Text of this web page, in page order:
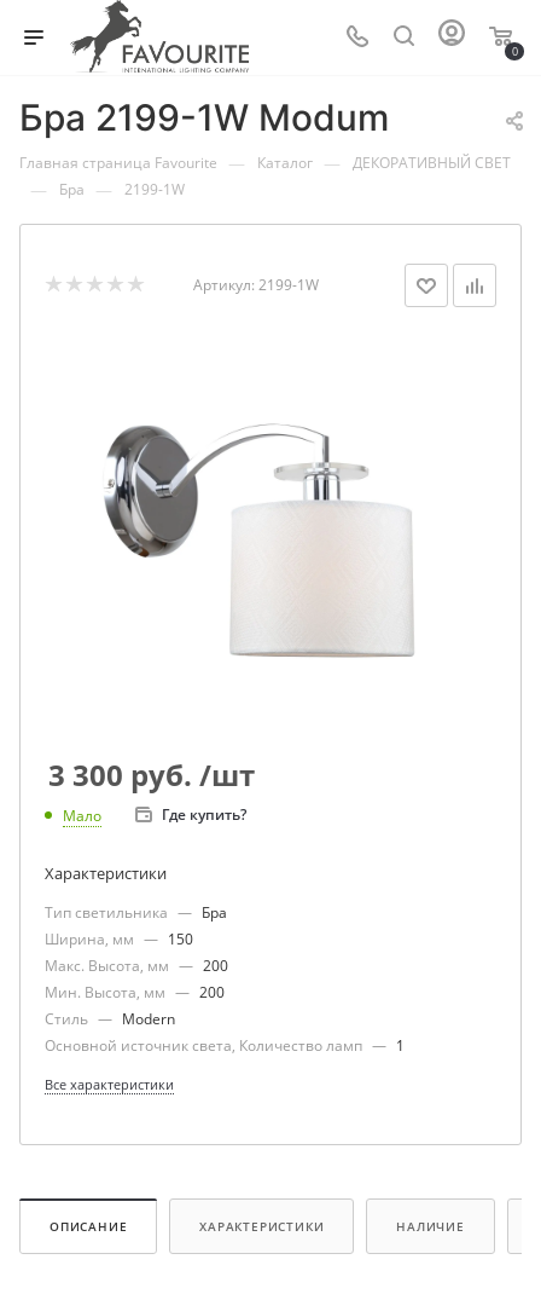
0
Бра 2199-1W Modum
Главная страница Favourite — Каталог — ДЕКОРАТИВНЫЙ СВЕТ
— Бра — 2199-1W
Артикул: 2199-1W
3 300 руб. /шт
Мало Где купить?
Характеристики
Тип светильника — Бра
Ширина, мм — 150
Макс. Высота, мм — 200
Мин. Высота, мм — 200
Стиль — Modern
Основной источник света, Количество ламп — 1
Все характеристики
ОПИСАНИЕ ХАРАКТЕРИСТИКИ НАЛИЧИЕ